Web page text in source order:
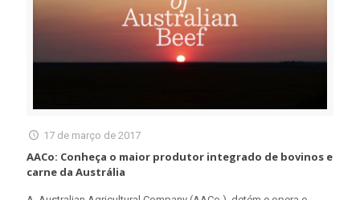
17 de março de 2017
AACo: Conheça o maior produtor integrado de bovinos e
carne da Austrália